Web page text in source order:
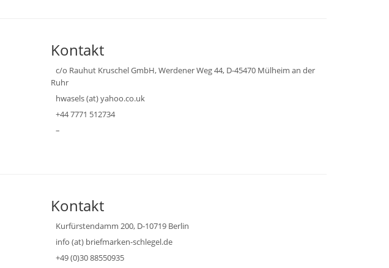
Kontakt
c/o Rauhut Kruschel GmbH, Werdener Weg 44, D-45470 Mülheim an der
Ruhr
hwasels (at) yahoo.co.uk
+44 7771 512734
–
Kontakt
Kurfürstendamm 200, D-10719 Berlin
info (at) briefmarken-schlegel.de
+49 (0)30 88550935